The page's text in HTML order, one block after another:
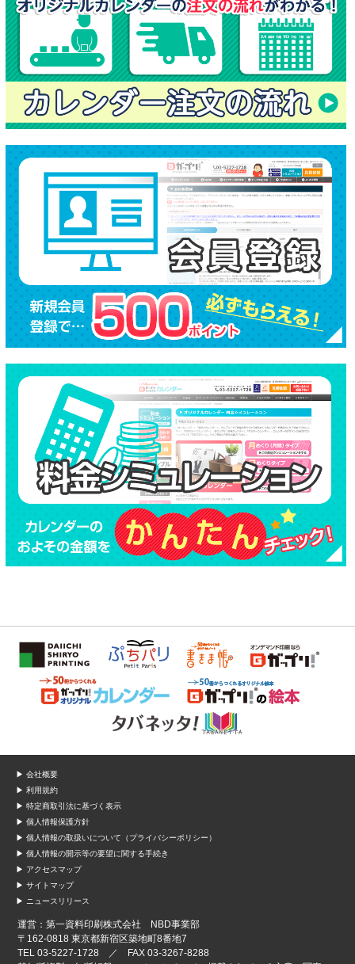
▶ 会社概要
▶ 利用規約
▶ 特定商取引法に基づく表示
▶ 個人情報保護方針
▶ 個人情報の取扱いについて（プライバシーポリシー）
▶ 個人情報の開示等の要望に関する手続き
▶ アクセスマップ
▶ サイトマップ
▶ ニュースリリース
運営：第一資料印刷株式会社 NBD事業部
〒162-0818 東京都新宿区築地町8番地7
TEL 03-5227-1728 ／ FAX 03-3267-8288